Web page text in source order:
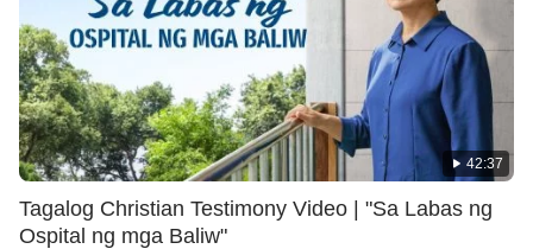
42:37
Tagalog Christian Testimony Video | "Sa Labas ng
Ospital ng mga Baliw"